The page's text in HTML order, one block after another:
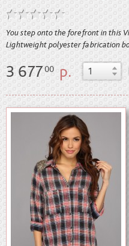
You step onto the forefront in this
Lightweight polyester fabrication
3 67700 р.